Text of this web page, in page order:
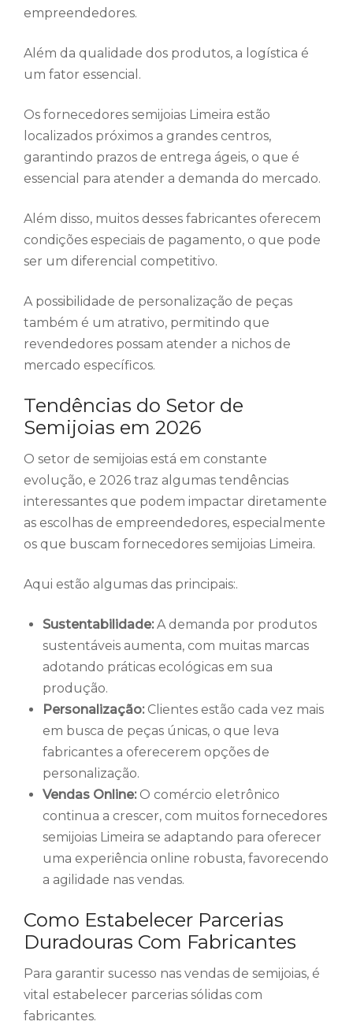
empreendedores.
Além da qualidade dos produtos, a logística é
um fator essencial.
Os fornecedores semijoias Limeira estão
localizados próximos a grandes centros,
garantindo prazos de entrega ágeis, o que é
essencial para atender a demanda do mercado.
Além disso, muitos desses fabricantes oferecem
condições especiais de pagamento, o que pode
ser um diferencial competitivo.
A possibilidade de personalização de peças
também é um atrativo, permitindo que
revendedores possam atender a nichos de
mercado específicos.
Tendências do Setor de
Semijoias em 2026
O setor de semijoias está em constante
evolução, e 2026 traz algumas tendências
interessantes que podem impactar diretamente
as escolhas de empreendedores, especialmente
os que buscam fornecedores semijoias Limeira.
Aqui estão algumas das principais:.
Sustentabilidade:A demanda por produtos
sustentáveis aumenta, com muitas marcas
adotando práticas ecológicas em sua
produção.
Personalização:Clientes estão cada vez mais
em busca de peças únicas, o que leva
fabricantes a oferecerem opções de
personalização.
Vendas Online:O comércio eletrônico
continua a crescer, com muitos fornecedores
semijoias Limeira se adaptando para oferecer
uma experiência online robusta, favorecendo
a agilidade nas vendas.
Como Estabelecer Parcerias
Duradouras Com Fabricantes
Para garantir sucesso nas vendas de semijoias, é
vital estabelecer parcerias sólidas com
fabricantes.